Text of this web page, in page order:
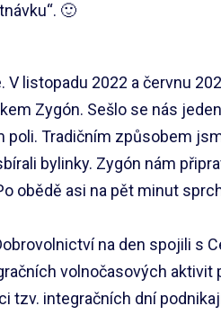
🙂
V listopadu 2022 a červnu
Zygón. Sešlo se nás
Tradičním způsobem
bylinky. Zygón nám
obědě asi na pět minut
na den spojili s
volnočasových aktivit
tzv. integračních dní